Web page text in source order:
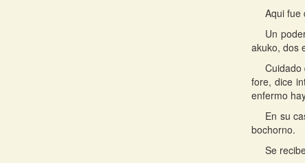
Aqui fue
Un
akuko, dos
Cuidado
fore, dice
enfermo
En su
bochorno.
Se